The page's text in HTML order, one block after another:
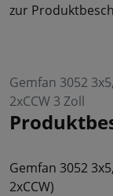
zur
Gemfan 3052
2xCCW 3 Zoll
Gemfan 3052
2xCCW)